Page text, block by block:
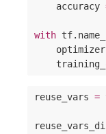
    accuracy
with
    optimizer
reuse_vars =